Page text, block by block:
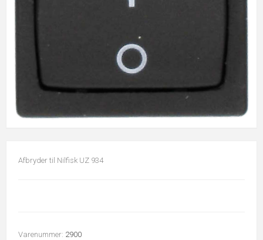
Afbryder til Nilfisk UZ 934
Varenummer: 2900